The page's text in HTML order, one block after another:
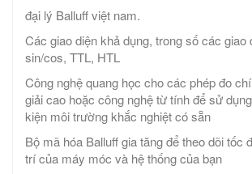
đại lý Balluff việt nam.
Các giao diện khả dụng, trong số các giao
sin/cos, TTL, HTL
Công nghệ quang học cho các phép đo
giải cao hoặc công nghệ từ tính để sử
kiện môi trường khắc nghiệt có sẵn
Bộ mã hóa Balluff gia tăng để theo dõi tốc
trí của máy móc và hệ thống của bạn